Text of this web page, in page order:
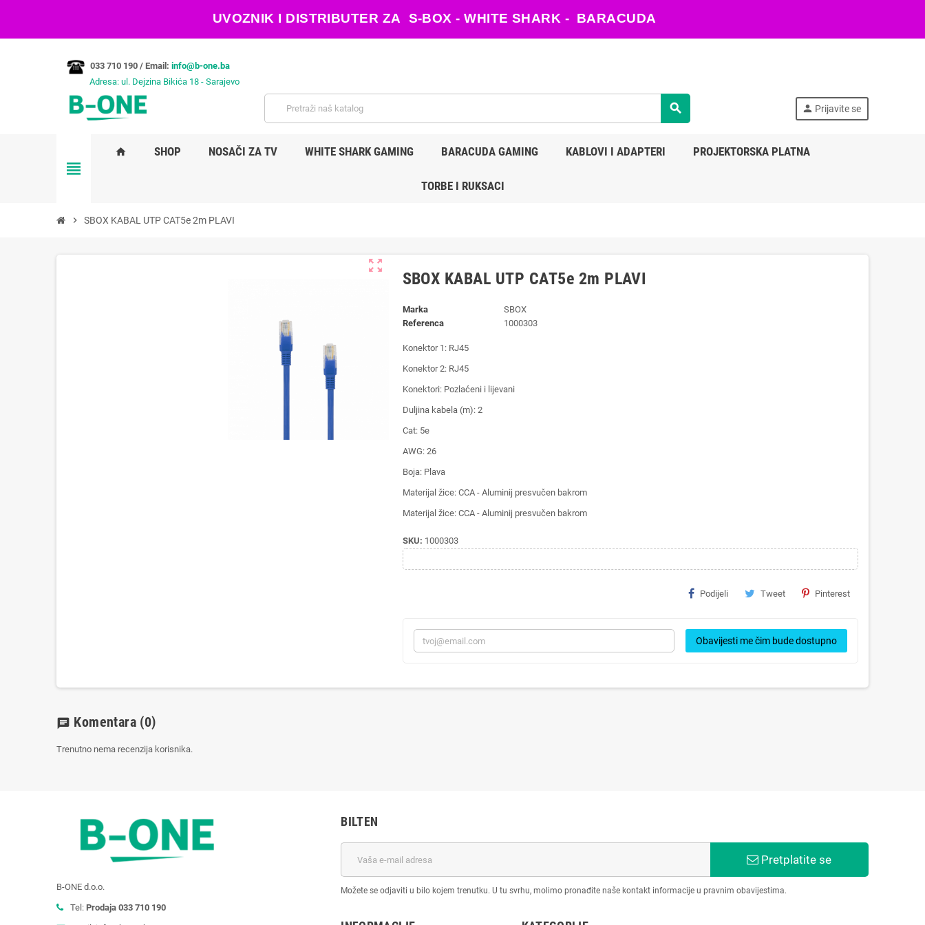
UVOZNIK I DISTRIBUTER ZA S-BOX - WHITE SHARK - BARACUDA
033 710 190 / Email: info@b-one.ba
Adresa: ul. Dejzina Bikića 18 - Sarajevo
search person Prijavite se
view_headline
home SHOP NOSAČI ZA TV WHITE SHARK GAMING BARACUDA GAMING KABLOVI I ADAPTERI PROJEKTORSKA PLATNA
TORBE I RUKSACI
chevron_right SBOX KABAL UTP CAT5e 2m PLAVI
zoom_out_map
SBOX KABAL UTP CAT5e 2m PLAVI
Marka
SBOX
Referenca
1000303
Konektor 1: RJ45
Konektor 2: RJ45
Konektori: Pozlaćeni i lijevani
Duljina kabela (m): 2
Cat: 5e
AWG: 26
Boja: Plava
Materijal žice: CCA - Aluminij presvučen bakrom
Materijal žice: CCA - Aluminij presvučen bakrom
SKU: 1000303
Podijeli Tweet Pinterest
Obavijesti me čim bude dostupno
chat Komentara (0)
Trenutno nema recenzija korisnika.
B-ONE d.o.o.
Tel: Prodaja 033 710 190
BILTEN
Pretplatite se
Možete se odjaviti u bilo kojem trenutku. U tu svrhu, molimo pronađite naše kontakt informacije u pravnim obavijestima.